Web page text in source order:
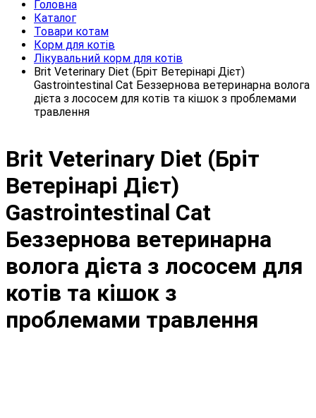
Головна
Каталог
Товари котам
Корм для котів
Лікувальний корм для котів
Brit Veterinary Diet (Бріт Ветерінарі Дієт)
Gastrointestinal Cat Беззернова ветеринарна волога
дієта з лососем для котів та кішок з проблемами
травлення
Brit Veterinary Diet (Бріт
Ветерінарі Дієт)
Gastrointestinal Cat
Беззернова ветеринарна
волога дієта з лососем для
котів та кішок з
проблемами травлення